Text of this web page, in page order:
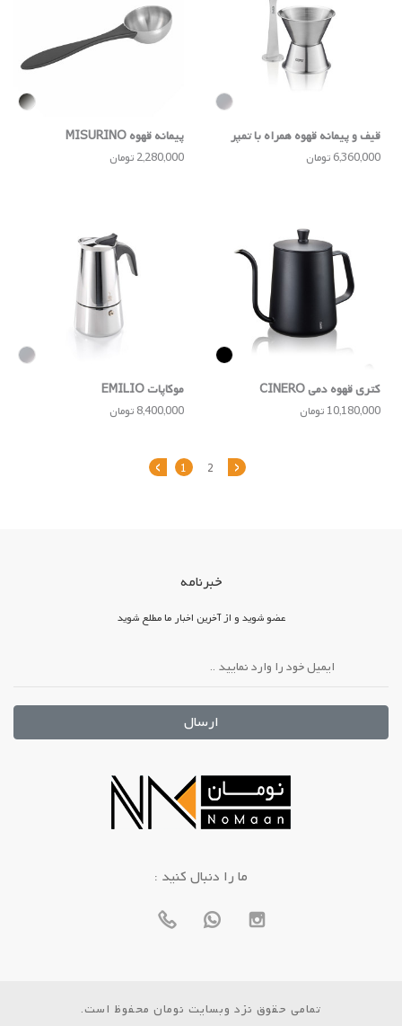
قیف و پیمانه قهوه همراه با تمپر
CONSCIO
6,360,000 تومان
پیمانه قهوه MISURINO
2,280,000 تومان
کتری قهوه دمی CINERO
10,180,000 تومان
موکا‌پات EMILIO
8,400,000 تومان
‹ 1 2 ›
خبرنامه
عضو شوید و از آخرین اخبار ما مطلع شوید
ارسال
: ما را دنبال کنید
تمامی حقوق نزد وبسایت نومان محفوظ است.